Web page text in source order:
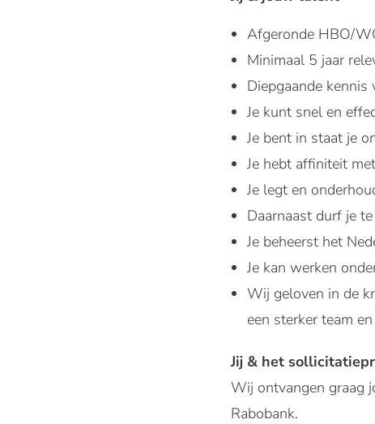
Afgeronde HBO/
Minimaal 5 jaar
Diepgaande
Je kunt snel en
Je bent in staat je
Je hebt affiniteit
Je legt en
Daarnaast durf je
Je beheerst het
Je kan werken
Wij geloven in de
een sterker team
Jij & het
Wij ontvangen graag
Rabobank.